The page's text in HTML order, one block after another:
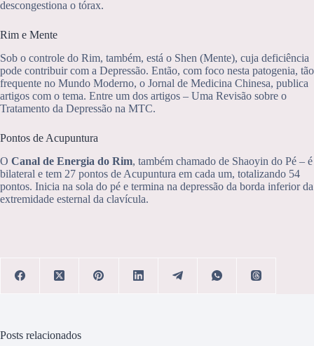
descongestiona o tórax.
Rim e Mente
Sob o controle do Rim, também, está o Shen (Mente), cuja deficiência
pode contribuir com a Depressão. Então, com foco nesta patogenia, tão
frequente no Mundo Moderno, o Jornal de Medicina Chinesa, publica
artigos com o tema. Entre um dos artigos – Uma Revisão sobre o
Tratamento da Depressão na MTC.
Pontos de Acupuntura
O Canal de Energia do Rim, também chamado de Shaoyin do Pé – é
bilateral e tem 27 pontos de Acupuntura em cada um, totalizando 54
pontos. Inicia na sola do pé e termina na depressão da borda inferior da
extremidade esternal da clavícula.
Posts relacionados